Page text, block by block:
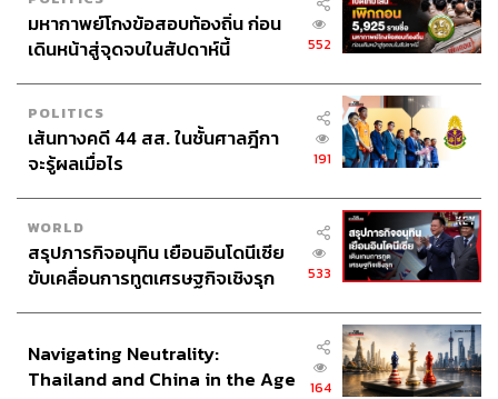
มหากาพย์โกงข้อสอบท้องถิ่น ก่อน
เดินหน้าสู่จุดจบในสัปดาห์นี้
552
POLITICS
เส้นทางคดี 44 สส. ในชั้นศาลฎีกา
จะรู้ผลเมื่อไร
191
WORLD
สรุปภารกิจอนุทิน เยือนอินโดนีเซีย
ขับเคลื่อนการทูตเศรษฐกิจเชิงรุก
533
Navigating Neutrality:
Thailand and China in the Age
164